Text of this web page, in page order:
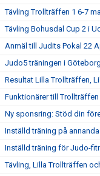
Tävling Trollträffen 1 6-7
Tävling Bohusdal Cup 2 i
Anmäl till Judits Pokal 22
Judo5 träningen i Göteborg
Resultat Lilla Trollträffen,
Funktionärer till Trollträffen
Ny sponsring: Stöd din
Inställd träning på
Inställd träning för Judo-
Tävling, Lilla Trollträffen